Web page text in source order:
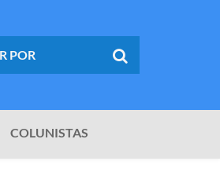
COLUNISTAS